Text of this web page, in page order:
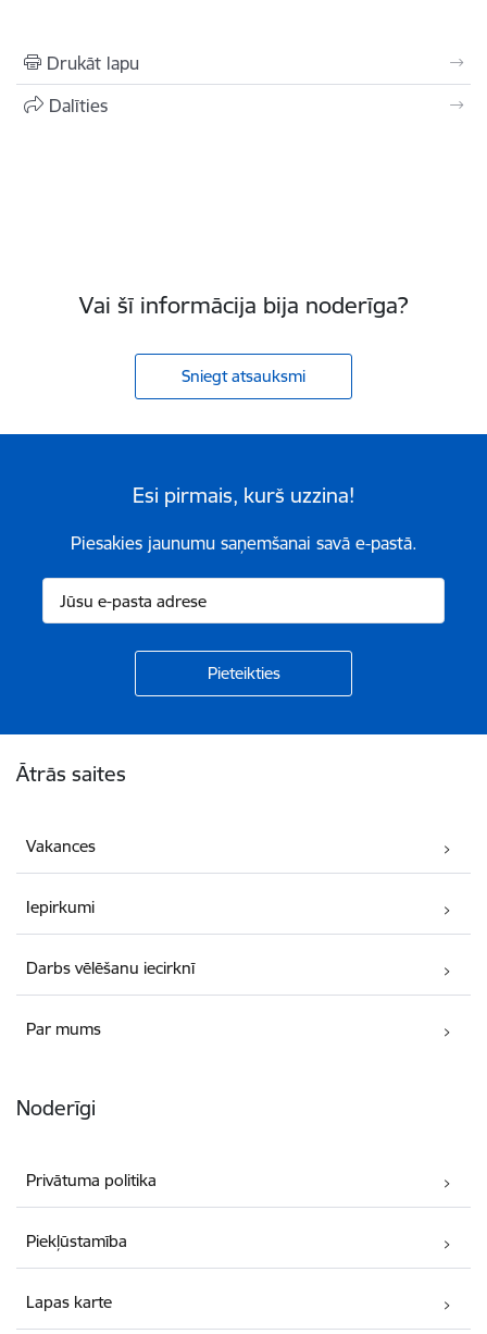
Drukāt lapu
Dalīties
Vai šī informācija bija noderīga?
Sniegt atsauksmi
Esi pirmais, kurš uzzina!
Piesakies jaunumu saņemšanai savā e-pastā.
Ātrās saites
Vakances
Iepirkumi
Darbs vēlēšanu iecirknī
Par mums
Noderīgi
Privātuma politika
Piekļūstamība
Lapas karte